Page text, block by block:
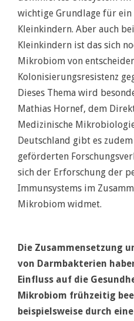
wichtige Grundlage für
Kleinkindern. Aber auch
Kleinkindern ist das sich
Mikrobiom von
Kolonisierungsresistenz
Dieses Thema wird
Mathias Hornef, dem
Medizinische
Deutschland gibt es
geförderten
sich der Erforschung der
Immunsystems im
Mikrobiom widmet.
Die Zusammensetzung
von Darmbakterien
Einfluss auf die
Mikrobiom frühzeitig
beispielsweise durch